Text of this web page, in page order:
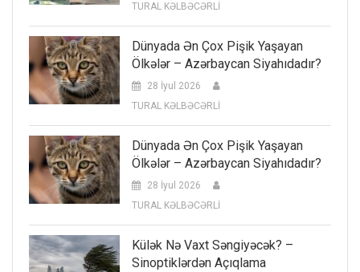
TURAL KƏLBƏCƏRLİ
Dünyada Ən Çox Pişik Yaşayan
Ölkələr – Azərbaycan Siyahıdadır?
28 İyul 2026
TURAL KƏLBƏCƏRLİ
Dünyada Ən Çox Pişik Yaşayan
Ölkələr – Azərbaycan Siyahıdadır?
28 İyul 2026
TURAL KƏLBƏCƏRLİ
Külək Nə Vaxt Səngiyəcək? –
Sinoptiklərdən Açıqlama